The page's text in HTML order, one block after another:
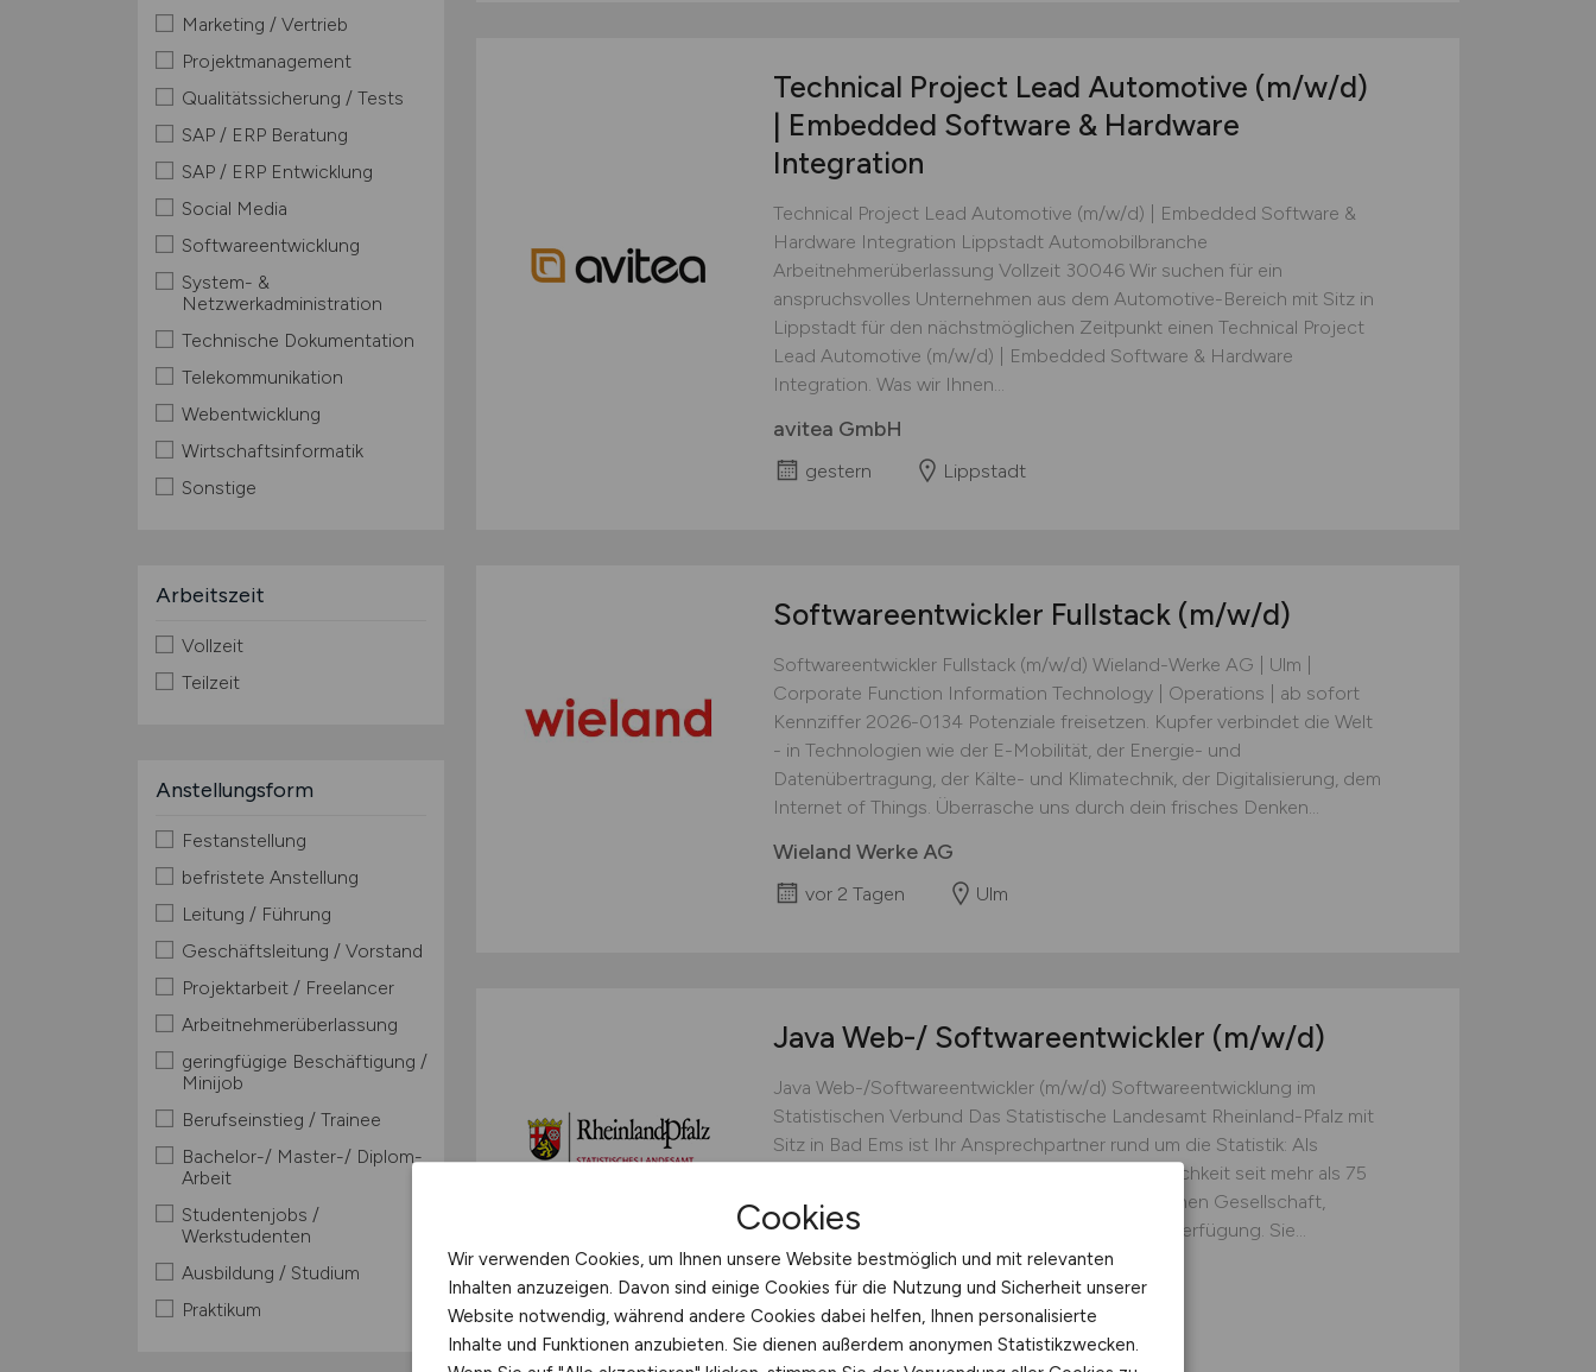
Marketing / Vertrieb
Projektmanagement
Qualitätssicherung / Tests
SAP / ERP Beratung
SAP / ERP Entwicklung
Social Media
Softwareentwicklung
System- &
Netzwerkadministration
Technische Dokumentation
Telekommunikation
Webentwicklung
Wirtschaftsinformatik
Sonstige
Arbeitszeit
Vollzeit
Teilzeit
Anstellungsform
Festanstellung
befristete Anstellung
Leitung / Führung
Geschäftsleitung / Vorstand
Projektarbeit / Freelancer
Arbeitnehmerüberlassung
geringfügige Beschäftigung /
Minijob
Berufseinstieg / Trainee
Bachelor-/ Master-/ Diplom-
Arbeit
Studentenjobs /
Werkstudenten
Ausbildung / Studium
Praktikum
Technical Project Lead Automotive (m/w/d)
| Embedded Software & Hardware
Integration
Technical Project Lead Automotive (m/w/d) | Embedded Software &
Hardware Integration Lippstadt Automobilbranche
Arbeitnehmerüberlassung Vollzeit 30046 Wir suchen für ein
anspruchsvolles Unternehmen aus dem Automotive-Bereich mit Sitz in
Lippstadt für den nächstmöglichen Zeitpunkt einen Technical Project
Lead Automotive (m/w/d) | Embedded Software & Hardware
Integration. Was wir Ihnen...
avitea GmbH
gestern Lippstadt
Softwareentwickler Fullstack (m/w/d)
Softwareentwickler Fullstack (m/w/d) Wieland-Werke AG | Ulm |
Corporate Function Information Technology | Operations | ab sofort
Kennziffer 2026-0134 Potenziale freisetzen. Kupfer verbindet die Welt
- in Technologien wie der E-Mobilität, der Energie- und
Datenübertragung, der Kälte- und Klimatechnik, der Digitalisierung, dem
Internet of Things. Überrasche uns durch dein frisches Denken...
Wieland Werke AG
vor 2 Tagen Ulm
Java Web-/ Softwareentwickler (m/w/d)
Java Web-/Softwareentwickler (m/w/d) Softwareentwicklung im
Statistischen Verbund Das Statistische Landesamt Rheinland-Pfalz mit
Sitz in Bad Ems ist Ihr Ansprechpartner rund um die Statistik: Als
Informationsdienstleister stellen wir der Öffentlichkeit seit mehr als 75
Jahren Daten und Auswertungen zu den Bereichen Gesellschaft,
Wirtschaft und Umwelt für Rheinland-Pfalz zur Verfügung. Sie...
Statistisches Landesamt Rheinland-Pfalz
vor 2 Tagen Bad Ems
Cookies
Wir verwenden Cookies, um Ihnen unsere Website bestmöglich und mit relevanten
Inhalten anzuzeigen. Davon sind einige Cookies für die Nutzung und Sicherheit unserer
Website notwendig, während andere Cookies dabei helfen, Ihnen personalisierte
Inhalte und Funktionen anzubieten. Sie dienen außerdem anonymen Statistikzwecken.